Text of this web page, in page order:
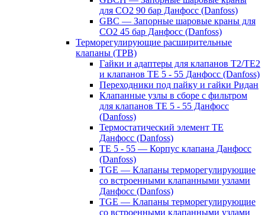
для CO2 90 бар Данфосс (Danfoss)
GBC — Запорные шаровые краны для
CO2 45 бар Данфосс (Danfoss)
Терморегулирующие расширительные
клапаны (ТРВ)
Гайки и адаптеры для клапанов T2/TE2
и клапанов TE 5 - 55 Данфосс (Danfoss)
Переходники под пайку и гайки Ридан
Клапанные узлы в сборе с фильтром
для клапанов TE 5 - 55 Данфосс
(Danfoss)
Термостатический элемент TE
Данфосс (Danfoss)
TE 5 - 55 — Корпус клапана Данфосс
(Danfoss)
TGE — Клапаны терморегулирующие
со встроенными клапанными узлами
Данфосс (Danfoss)
TGE — Клапаны терморегулирующие
со встроенными клапанными узлами